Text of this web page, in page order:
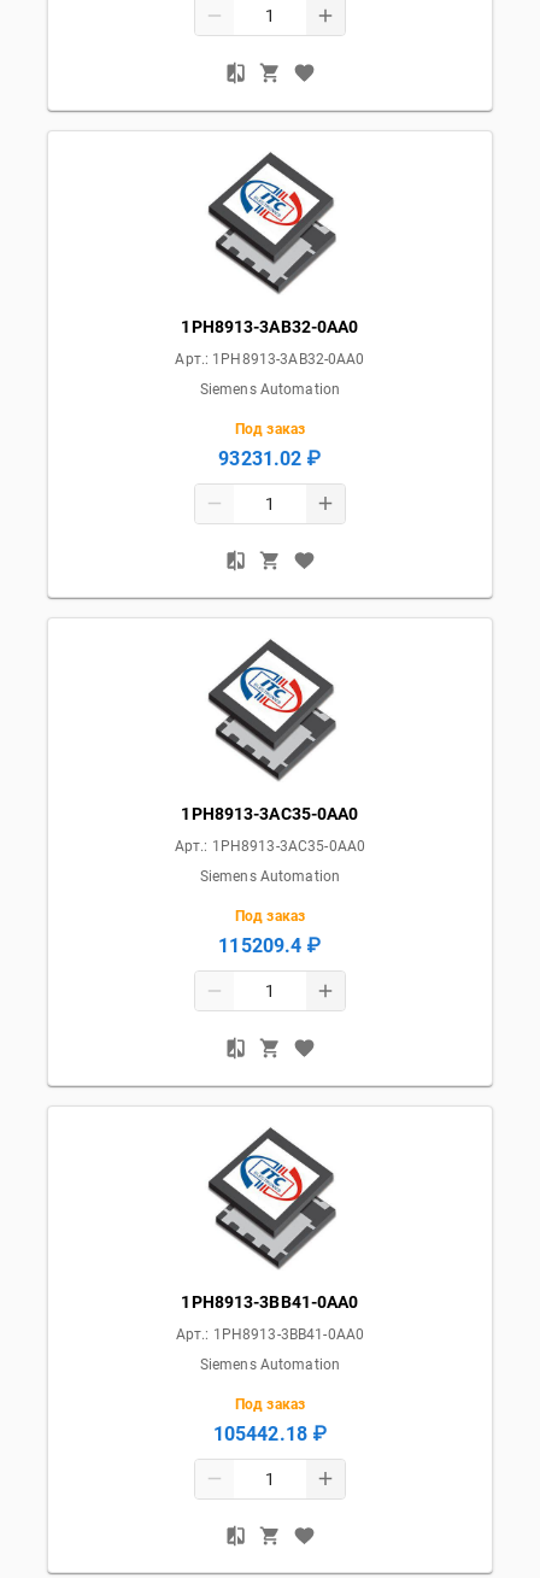
1PH8913-3AB32-0AA0
Арт.: 1PH8913-3AB32-0AA0
Siemens Automation
Под заказ
93231.02 ₽
1PH8913-3AC35-0AA0
Арт.: 1PH8913-3AC35-0AA0
Siemens Automation
Под заказ
115209.4 ₽
1PH8913-3BB41-0AA0
Арт.: 1PH8913-3BB41-0AA0
Siemens Automation
Под заказ
105442.18 ₽